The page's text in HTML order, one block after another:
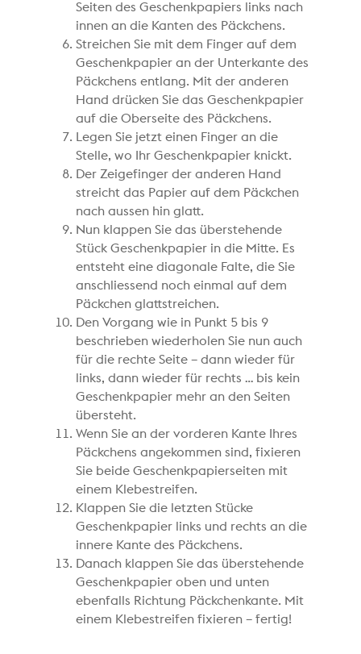
Seiten des Geschenkpapiers links nach
innen an die Kanten des Päckchens.
Streichen Sie mit dem Finger auf dem
Geschenkpapier an der Unterkante des
Päckchens entlang. Mit der anderen
Hand drücken Sie das Geschenkpapier
auf die Oberseite des Päckchens.
Legen Sie jetzt einen Finger an die
Stelle, wo Ihr Geschenkpapier knickt.
Der Zeigefinger der anderen Hand
streicht das Papier auf dem Päckchen
nach aussen hin glatt.
Nun klappen Sie das überstehende
Stück Geschenkpapier in die Mitte. Es
entsteht eine diagonale Falte, die Sie
anschliessend noch einmal auf dem
Päckchen glattstreichen.
Den Vorgang wie in Punkt 5 bis 9
beschrieben wiederholen Sie nun auch
für die rechte Seite – dann wieder für
links, dann wieder für rechts … bis kein
Geschenkpapier mehr an den Seiten
übersteht.
Wenn Sie an der vorderen Kante Ihres
Päckchens angekommen sind, fixieren
Sie beide Geschenkpapierseiten mit
einem Klebestreifen.
Klappen Sie die letzten Stücke
Geschenkpapier links und rechts an die
innere Kante des Päckchens.
Danach klappen Sie das überstehende
Geschenkpapier oben und unten
ebenfalls Richtung Päckchenkante. Mit
einem Klebestreifen fixieren – fertig!